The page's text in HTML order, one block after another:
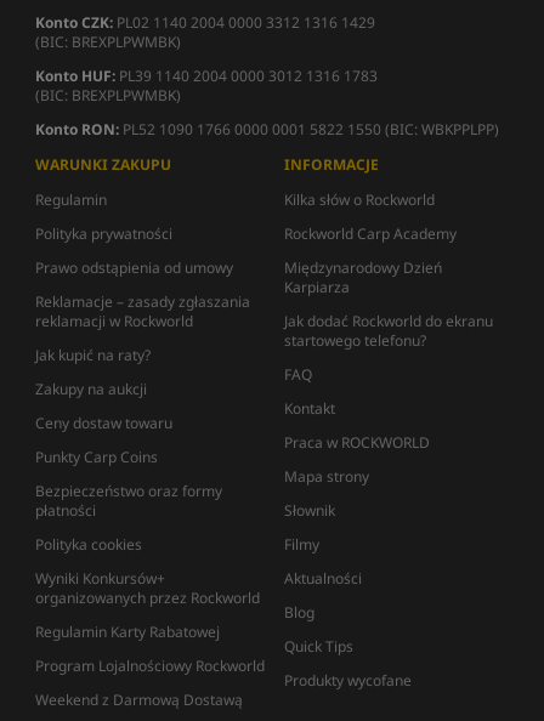
Konto CZK: PL02 1140 2004 0000 3312 1316 1429
(BIC: BREXPLPWMBK)
Konto HUF: PL39 1140 2004 0000 3012 1316 1783
(BIC: BREXPLPWMBK)
Konto RON: PL52 1090 1766 0000 0001 5822 1550 (BIC: WBKPPLPP)
WARUNKI ZAKUPU
Regulamin
Polityka prywatności
Prawo odstąpienia od umowy
Reklamacje – zasady zgłaszania
reklamacji w Rockworld
Jak kupić na raty?
Zakupy na aukcji
Ceny dostaw towaru
Punkty Carp Coins
Bezpieczeństwo oraz formy
płatności
Polityka cookies
Wyniki Konkursów+
organizowanych przez Rockworld
Regulamin Karty Rabatowej
Program Lojalnościowy Rockworld
Weekend z Darmową Dostawą
INFORMACJE
Kilka słów o Rockworld
Rockworld Carp Academy
Międzynarodowy Dzień
Karpiarza
Jak dodać Rockworld do ekranu
startowego telefonu?
FAQ
Kontakt
Praca w ROCKWORLD
Mapa strony
Słownik
Filmy
Aktualności
Blog
Quick Tips
Produkty wycofane